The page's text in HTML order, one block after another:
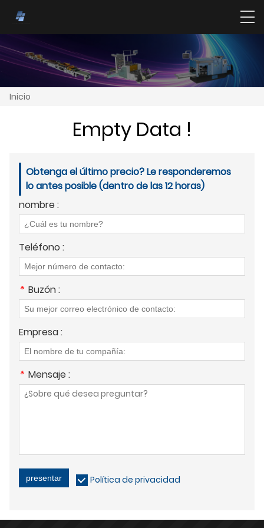
Inicio
Empty Data !
Obtenga el último precio? Le responderemos
lo antes posible (dentro de las 12 horas)
nombre :
Teléfono :
* Buzón :
Empresa :
* Mensaje :
presentar Política de privacidad